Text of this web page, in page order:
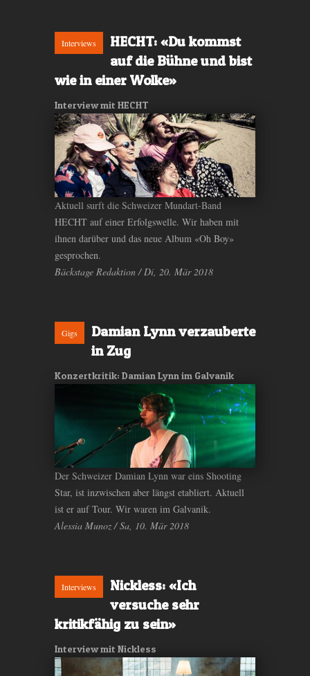
Interviews
HECHT: «Du kommst
auf die Bühne und bist
wie in einer Wolke»
Interview mit HECHT
Aktuell surft die Schweizer Mundart-Band
HECHT auf einer Erfolgswelle. Wir haben mit
ihnen darüber und das neue Album «Oh Boy»
gesprochen.
Bäckstage Redaktion / Di, 20. Mär 2018
Gigs
Damian Lynn verzauberte
in Zug
Konzertkritik: Damian Lynn im Galvanik
Der Schweizer Damian Lynn war eins Shooting
Star, ist inzwischen aber längst etabliert. Aktuell
ist er auf Tour. Wir waren im Galvanik.
Alessia Munoz / Sa, 10. Mär 2018
Interviews
Nickless: «Ich
versuche sehr
kritikfähig zu sein»
Interview mit Nickless